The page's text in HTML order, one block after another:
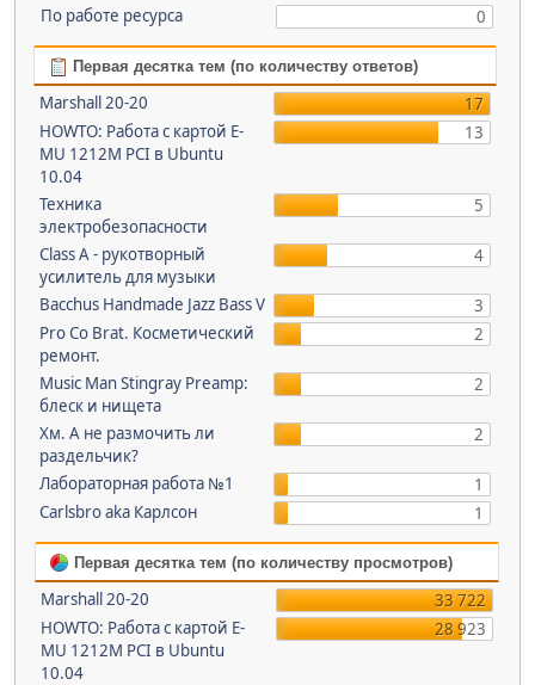
По работе ресурса
0
Первая десятка тем (по количеству ответов)
Marshall 20-20
17
HOWTO: Работа с картой E-
MU 1212M PCI в Ubuntu
10.04
13
Техника
электробезопасности
5
Class A - рукотворный
усилитель для музыки
4
Bacchus Handmade Jazz Bass V
3
Pro Co Brat. Косметический
ремонт.
2
Music Man Stingray Preamp:
блеск и нищета
2
Хм. А не размочить ли
раздельчик?
2
Лабораторная работа №1
1
Carlsbro aka Карлсон
1
Первая десятка тем (по количеству просмотров)
Marshall 20-20
33 722
HOWTO: Работа с картой E-
MU 1212M PCI в Ubuntu
10.04
28 923